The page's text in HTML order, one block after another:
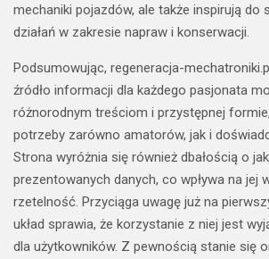
mechaniki pojazdów, ale także inspirują do
działań w zakresie napraw i konserwacji.
Podsumowując, regeneracja-
źródło informacji dla każdego pasjonata
różnorodnym treściom i przystępnej
potrzeby zarówno amatorów, jak i
Strona wyróżnia się również dbałością o
prezentowanych danych, co wpływa na jej
rzetelność. Przyciąga uwagę już na
układ sprawia, że korzystanie z niej jest
dla użytkowników. Z pewnością stanie się